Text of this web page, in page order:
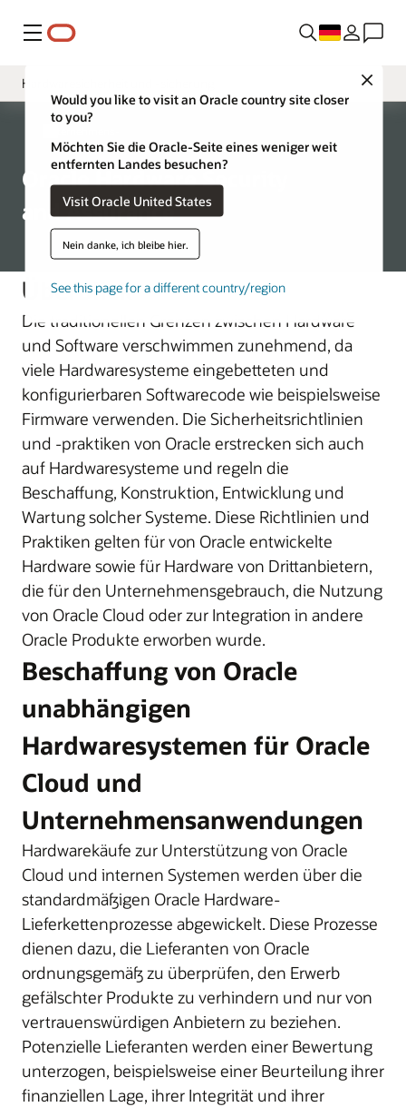
Menü
Close
Would you like to visit an Oracle country site closer
to you?
Möchten Sie die Oracle-Seite eines weniger weit
entfernten Landes besuchen?
Visit Oracle United States
Nein danke, ich bleibe hier.
See this page for a different country/region
Hardwaresicherheit und -sicherung
Einführung
Suppliers Security
Oracle Hardware Security
and Assurance
Überblick
Die traditionellen Grenzen zwischen Hardware
und Software verschwimmen zunehmend, da
viele Hardwaresysteme eingebetteten und
konfigurierbaren Softwarecode wie beispielsweise
Firmware verwenden. Die Sicherheitsrichtlinien
und -praktiken von Oracle erstrecken sich auch
auf Hardwaresysteme und regeln die
Beschaffung, Konstruktion, Entwicklung und
Wartung solcher Systeme. Diese Richtlinien und
Praktiken gelten für von Oracle entwickelte
Hardware sowie für Hardware von Drittanbietern,
die für den Unternehmensgebrauch, die Nutzung
von Oracle Cloud oder zur Integration in andere
Oracle Produkte erworben wurde.
Beschaffung von Oracle
unabhängigen
Hardwaresystemen für Oracle
Cloud und
Unternehmensanwendungen
Hardwarekäufe zur Unterstützung von Oracle
Cloud und internen Systemen werden über die
standardmäßigen Oracle Hardware-
Lieferkettenprozesse abgewickelt. Diese Prozesse
dienen dazu, die Lieferanten von Oracle
ordnungsgemäß zu überprüfen, den Erwerb
gefälschter Produkte zu verhindern und nur von
vertrauenswürdigen Anbietern zu beziehen.
Potenzielle Lieferanten werden einer Bewertung
unterzogen, beispielsweise einer Beurteilung ihrer
finanziellen Lage, ihrer Integrität und ihrer